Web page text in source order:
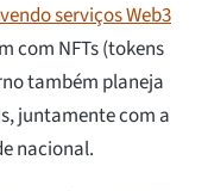
serviços Web3
com NFTs (tokens
também planeja
juntamente com a
nacional.